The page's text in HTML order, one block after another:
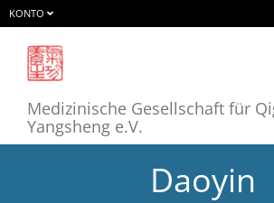
KONTO
Medizinische Gesellschaft für
Yangsheng e.V.
Daoyin